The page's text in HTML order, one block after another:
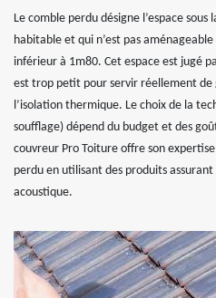
Le comble perdu désigne l’espace
habitable et qui n’est pas
inférieur à 1m80. Cet espace est jugé
est trop petit pour servir réellement de
l’isolation thermique. Le choix de la
soufflage) dépend du budget et des
couvreur Pro Toiture offre son
perdu en utilisant des produits
acoustique.